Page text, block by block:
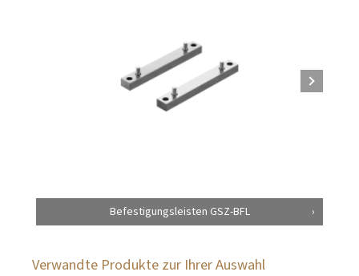
Befestigungsleisten GSZ-BFL
Verwandte Produkte zur Ihrer Auswahl